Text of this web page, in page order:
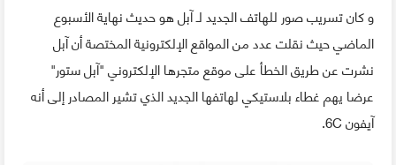
و كان تسريب صور للهاتف الجديد لـ آبل هو حديث نهاية الأسبوع
الماضي حيث نقلت عدد من المواقع الإلكترونية المختصة أن آبل
نشرت عن طريق الخطأ على موقع متجرها الإلكتروني "آبل ستور"
عرضا يهم غطاء بلاستيكي لهاتفها الجديد الذي تشير المصادر إلى أنه
آيفون 6C.